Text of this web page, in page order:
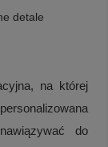
detale
na której
do